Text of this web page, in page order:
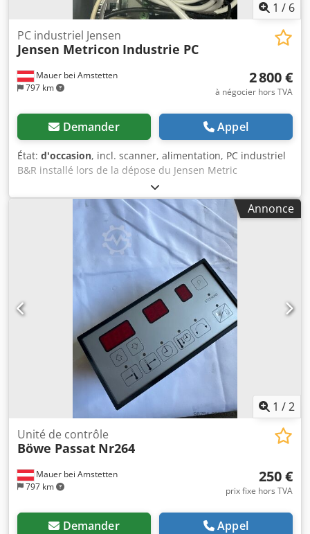
1 / 6
Mauer bei Amstetten
797 km
PC industriel Jensen
Jensen Metricon Industrie PC
2 800 €
à négocier hors TVA
Demander Appel
État: d'occasion, incl. scanner, alimentation, PC industriel
B&R installé lors de la dépose du Jensen Metric
Annonce
1 /2
Mauer bei Amstetten
797 km
Unité de contrôle
Böwe Passat Nr264
250 €
prix fixe hors TVA
Demander Appel